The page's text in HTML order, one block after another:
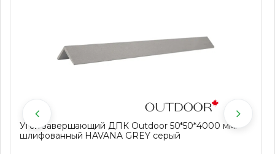
Угол завершающий ДПК Outdoor 50*50*4000 мм.
шлифованный HAVANA GREY серый